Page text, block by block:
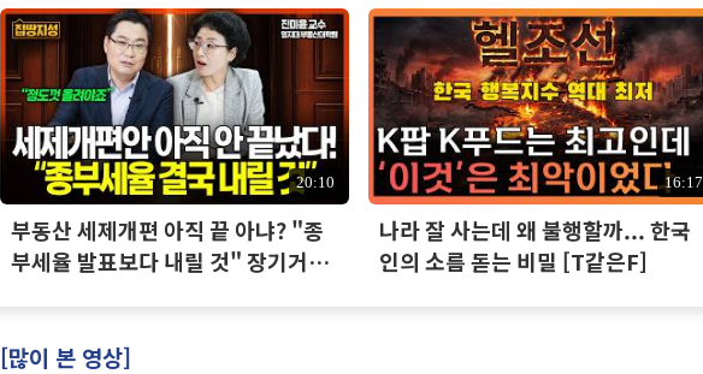
20:10
부동산 세제개편 아직 끝 아냐? "종
부세율 발표보다 내릴 것" 장기거주
16:17
나라 잘 사는데 왜 불행할까... 한국
인의 소름 돋는 비밀 [T같은F]
[많이 본 영상]